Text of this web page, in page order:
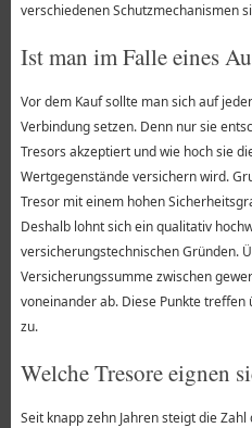
verschiedenen Schutzmechanismen
Ist man im Falle eines
Vor dem Kauf sollte man sich auf
Verbindung setzen. Denn nur sie
Tresors akzeptiert und wie hoch sie
Wertgegenstände versichern wird.
Tresor mit einem hohen
Deshalb lohnt sich ein qualitativ
versicherungstechnischen Gründen.
Versicherungssumme zwischen
voneinander ab. Diese Punkte
zu.
Welche Tresore eignen
Seit knapp zehn Jahren steigt die